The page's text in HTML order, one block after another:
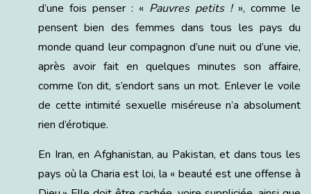
d’une fois penser : « Pauvres petits !», comme le
pensent bien des femmes dans tous les pays du
monde quand leur compagnon d’une nuit ou d’une vie,
après avoir fait en quelques minutes son affaire,
comme l’on dit, s’endort sans un mot. Enlever le voile
de cette intimité sexuelle miséreuse n’a absolument
rien d’érotique.
En Iran, en Afghanistan, au Pakistan, et dans tous les
pays où la Charia est loi, la « beauté est une offense à